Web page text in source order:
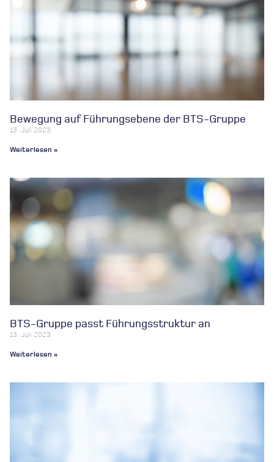
Bewegung auf Führungsebene der BTS-Gruppe
13. Juli 2023
Weiterlesen »
BTS-Gruppe passt Führungsstruktur an
13. Juli 2023
Weiterlesen »